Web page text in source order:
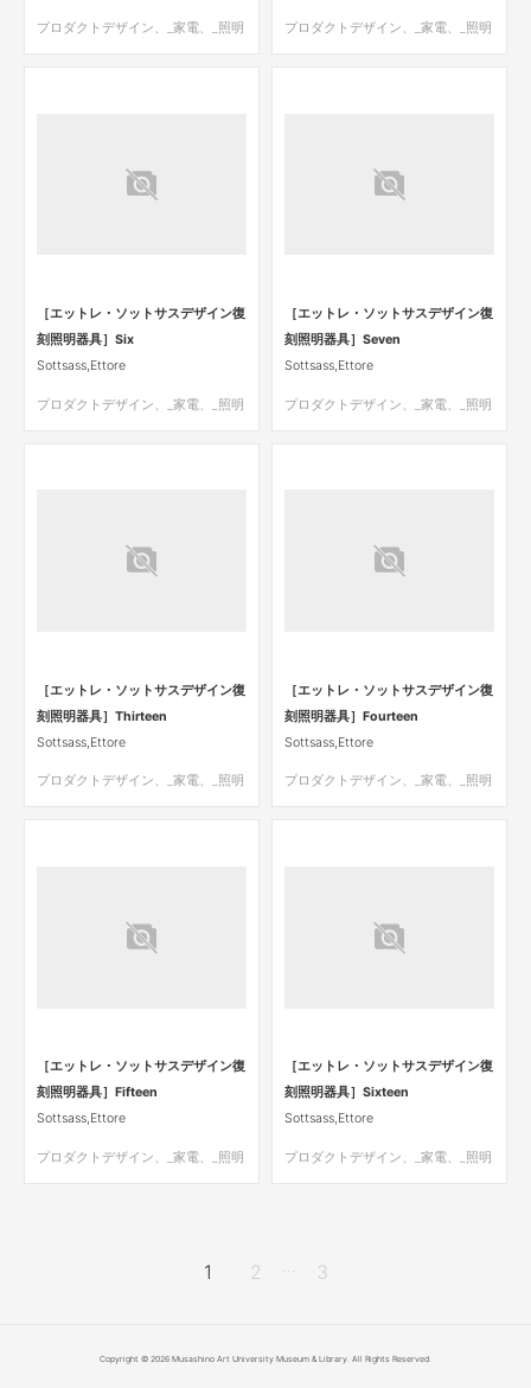
プロダクトデザイン、_家電、_照明 プロダクトデザイン、_家電、_照明
［エットレ・ソットサスデザイン復
刻照明器具］Six
Sottsass,Ettore
プロダクトデザイン、_家電、_照明
［エットレ・ソットサスデザイン復
刻照明器具］Seven
Sottsass,Ettore
プロダクトデザイン、_家電、_照明
［エットレ・ソットサスデザイン復
刻照明器具］Thirteen
Sottsass,Ettore
プロダクトデザイン、_家電、_照明
［エットレ・ソットサスデザイン復
刻照明器具］Fourteen
Sottsass,Ettore
プロダクトデザイン、_家電、_照明
［エットレ・ソットサスデザイン復
刻照明器具］Fifteen
Sottsass,Ettore
プロダクトデザイン、_家電、_照明
［エットレ・ソットサスデザイン復
刻照明器具］Sixteen
Sottsass,Ettore
プロダクトデザイン、_家電、_照明
1 2 3
Copyright © 2026 Musashino Art University Museum & Library. All Rights Reserved.